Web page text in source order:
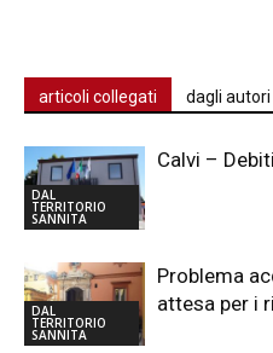
articoli collegati dagli autori
DAL
TERRITORIO
SANNITA
Calvi –
DAL
TERRITORIO
SANNITA
Problema
attesa per i